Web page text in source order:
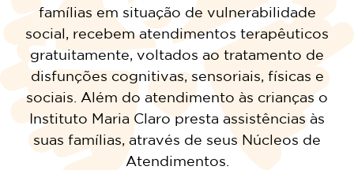
famílias em situação de vulnerabilidade
social, recebem atendimentos terapêuticos
gratuitamente, voltados ao tratamento de
disfunções cognitivas, sensoriais, físicas e
sociais. Além do atendimento às crianças o
Instituto Maria Claro presta assistências às
suas famílias, através de seus Núcleos de
Atendimentos.